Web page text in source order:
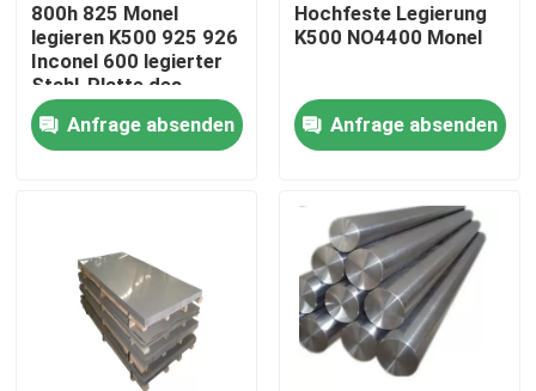
Treten Sie mit uns in Verbindung
Inconel 600-Material
Incoloy 800-Material
Material Inconel 718
800h 825 Monel
legieren K500 925 926
Inconel 600 legierter
Stahl-Platte des
Nickel-601 625 718
Anfrage absenden
Hochfeste Legierung
K500 NO4400 Monel
Anfrage absenden